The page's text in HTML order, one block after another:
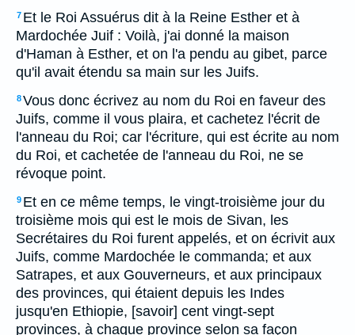
7 Et le Roi Assuérus dit à la Reine Esther et à
Mardochée Juif : Voilà, j'ai donné la maison
d'Haman à Esther, et on l'a pendu au gibet, parce
qu'il avait étendu sa main sur les Juifs.
8Vous donc écrivez au nom du Roi en faveur des
Juifs, comme il vous plaira, et cachetez l'écrit de
l'anneau du Roi; car l'écriture, qui est écrite au nom
du Roi, et cachetée de l'anneau du Roi, ne se
révoque point.
9 Et en ce même temps, le vingt-troisième jour du
troisième mois qui est le mois de Sivan, les
Secrétaires du Roi furent appelés, et on écrivit aux
Juifs, comme Mardochée le commanda; et aux
Satrapes, et aux Gouverneurs, et aux principaux
des provinces, qui étaient depuis les Indes
jusqu'en Ethiopie, [savoir] cent vingt-sept
provinces, à chaque province selon sa façon